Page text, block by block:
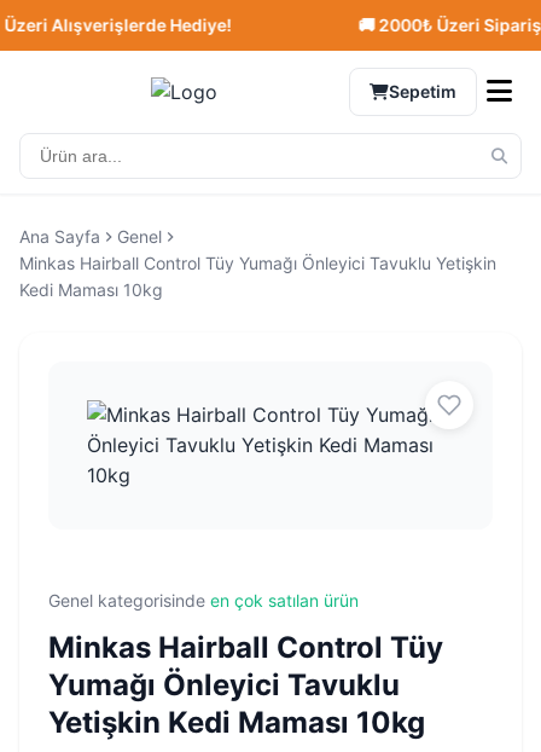
Alışverişlerde Hediye! 🚚 2000₺ Üzeri
Sepetim
Ana Sayfa
Genel
Minkas Hairball Control Tüy Yumağı Önleyici Tavuklu Yetişkin
Kedi Maması 10kg
Genel kategorisinde en çok satılan ürün
Minkas Hairball Control Tüy
Yumağı Önleyici Tavuklu
Yetişkin Kedi Maması 10kg